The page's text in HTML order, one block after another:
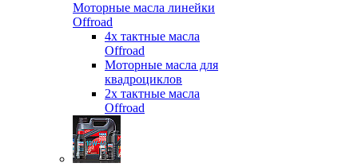
Моторные масла линейки
Offroad
4х тактные масла
Offroad
Моторные масла для
квадроциклов
2х тактные масла
Offroad